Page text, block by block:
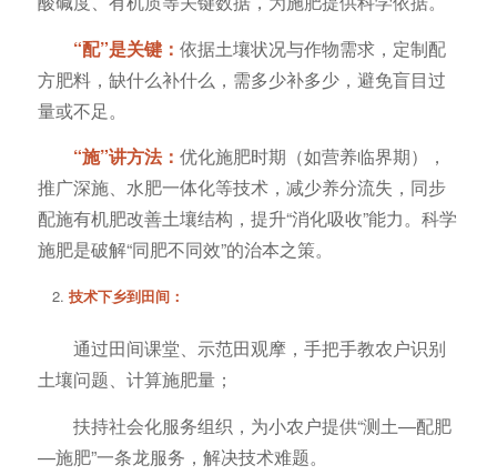
“配”是关键： 依据土壤状况与作物需求，定制配
方肥料，缺什么补什么，需多少补多少，避免盲目过
量或不足。
“施”讲方法： 优化施肥时期（如营养临界期），
推广深施、水肥一体化等技术，减少养分流失，同步
配施有机肥改善土壤结构，提升“消化吸收”能力。科学
施肥是破解“同肥不同效”的治本之策。
技术下乡到田间：
通过田间课堂、示范田观摩，手把手教农户识别
土壤问题、计算施肥量；
扶持社会化服务组织，为小农户提供“测土—配肥
—施肥”一条龙服务，解决技术难题。